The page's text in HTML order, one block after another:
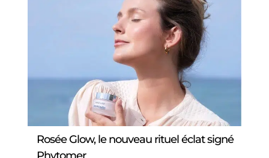
Rosée Glow, le nouveau rituel éclat signé